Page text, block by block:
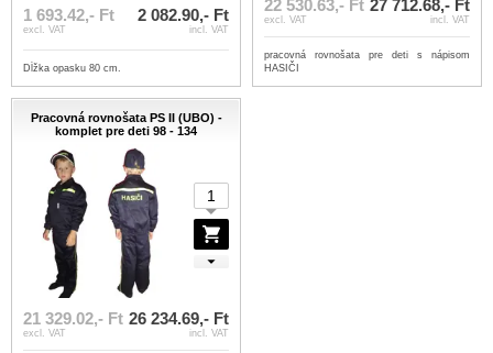
1 693.42,- Ft
excl. VAT
2 082.90,- Ft
incl. VAT
Dĺžka opasku 80 cm.
22 530.63,- Ft
excl. VAT
27 712.68,- Ft
incl. VAT
pracovná rovnošata pre deti s nápisom
HASIČI
Pracovná rovnošata PS II (UBO) -
komplet pre deti 98 - 134
21 329.02,- Ft
excl. VAT
26 234.69,- Ft
incl. VAT